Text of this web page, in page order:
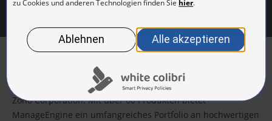
Über ManageEngine
ManageEngine ist die Enterprise IT-Management-Sparte der
Zoho Corporation. Mit über 60 Produkten bietet
ManageEngine ein umfangreiches Portfolio an hochwertigen